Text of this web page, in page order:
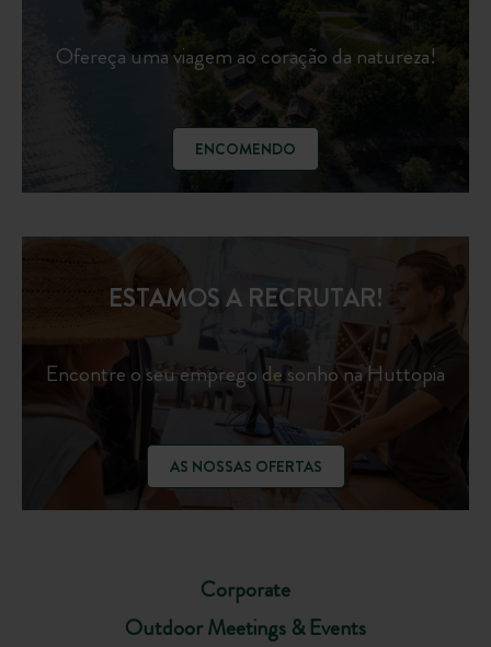
Ofereça uma viagem ao coração da natureza!
ENCOMENDO
Corporate
Outdoor Meetings & Events
ESTAMOS A RECRUTAR!
Encontre o seu emprego de sonho na Huttopia
AS NOSSAS OFERTAS